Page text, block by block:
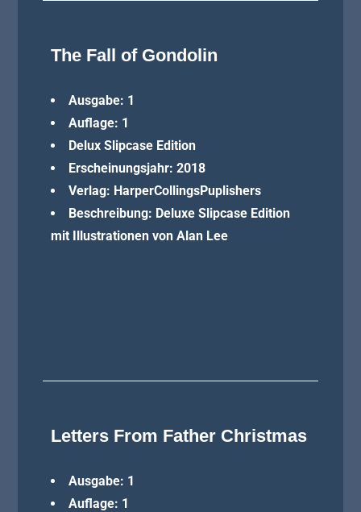
The Fall of Gondolin
Ausgabe: 1
Auflage: 1
Delux Slipcase Edition
Erscheinungsjahr: 2018
Verlag: HarperCollingsPuplishers
Beschreibung: Deluxe Slipcase Edition
mit Illustrationen von Alan Lee
Letters From Father Christmas
Ausgabe: 1
Auflage: 1